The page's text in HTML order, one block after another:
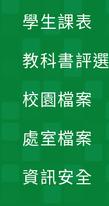
學生課表
教科書評選
校園檔案
處室檔案
資訊安全